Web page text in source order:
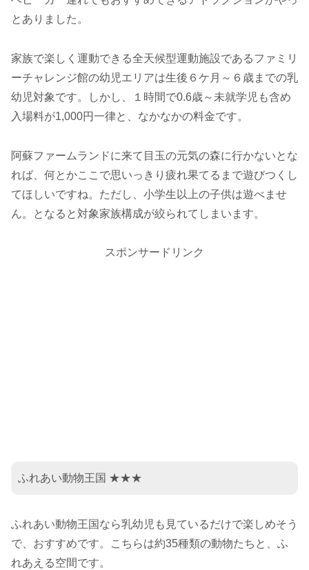
とありました。
家族で楽しく運動できる全天候型運動施設であるファミリ
ーチャレンジ館の幼児エリアは生後６ケ月～６歳までの乳
幼児対象です。しかし、１時間で0.6歳～未就学児も含め
入場料が1,000円一律と、なかなかの料金です。
阿蘇ファームランドに来て目玉の元気の森に行かないとな
れば、何とかここで思いっきり疲れ果てるまで遊びつくし
てほしいですね。ただし、小学生以上の子供は遊べませ
ん。となると対象家族構成が絞られてしまいます。
スポンサードリンク
ふれあい動物王国 ★★★
ふれあい動物王国なら乳幼児も見ているだけで楽しめそう
で、おすすめです。こちらは約35種類の動物たちと、ふ
れあえる空間です。